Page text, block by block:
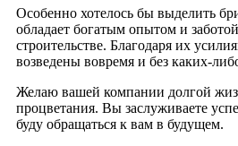
Особенно хотелось бы выделить
обладает богатым опытом и
строительстве. Благодаря их
возведены вовремя и без каких-
Желаю вашей компании долгой
процветания. Вы заслуживаете
буду обращаться к вам в будущем.